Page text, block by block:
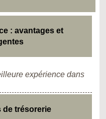
: avantages et
expérience dans
de trésorerie